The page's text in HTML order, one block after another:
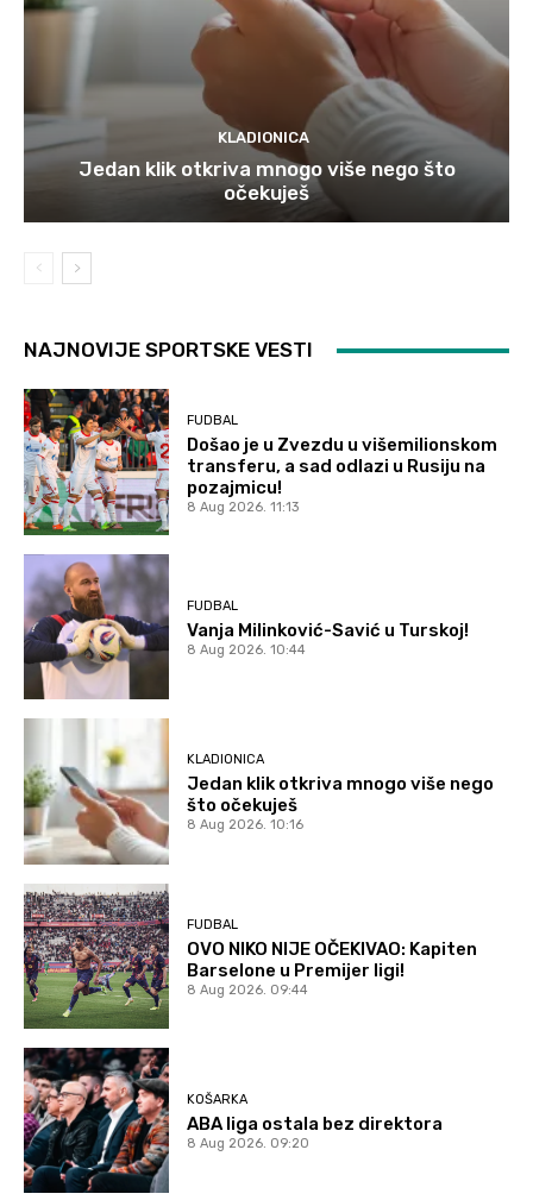
KLADIONICA
Jedan klik otkriva mnogo više nego što
očekuješ
NAJNOVIJE SPORTSKE VESTI
FUDBAL
Došao je u Zvezdu u višemilionskom
transferu, a sad odlazi u Rusiju na
pozajmicu!
8 Aug 2026. 11:13
FUDBAL
Vanja Milinković-Savić u Turskoj!
8 Aug 2026. 10:44
KLADIONICA
Jedan klik otkriva mnogo više nego
što očekuješ
8 Aug 2026. 10:16
FUDBAL
OVO NIKO NIJE OČEKIVAO: Kapiten
Barselone u Premijer ligi!
8 Aug 2026. 09:44
KOŠARKA
ABA liga ostala bez direktora
8 Aug 2026. 09:20